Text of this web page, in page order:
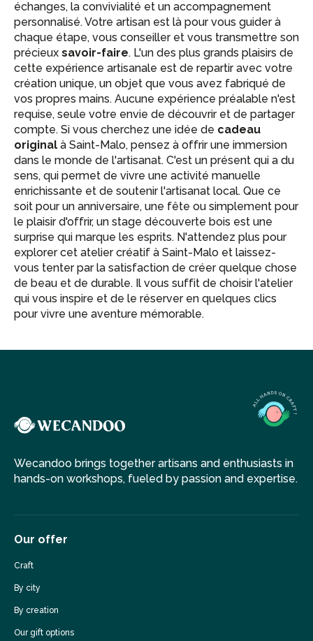
échanges, la convivialité et un accompagnement
personnalisé. Votre artisan est là pour vous guider à
chaque étape, vous conseiller et vous transmettre son
précieux savoir-faire. L'un des plus grands plaisirs de
cette expérience artisanale est de repartir avec votre
création unique, un objet que vous avez fabriqué de
vos propres mains. Aucune expérience préalable n'est
requise, seule votre envie de découvrir et de partager
compte. Si vous cherchez une idée de cadeau
original à Saint-Malo, pensez à offrir une immersion
dans le monde de l'artisanat. C'est un présent qui a du
sens, qui permet de vivre une activité manuelle
enrichissante et de soutenir l'artisanat local. Que ce
soit pour un anniversaire, une fête ou simplement pour
le plaisir d'offrir, un stage découverte bois est une
surprise qui marque les esprits. N'attendez plus pour
explorer cet atelier créatif à Saint-Malo et laissez-
vous tenter par la satisfaction de créer quelque chose
de beau et de durable. Il vous suffit de choisir l'atelier
qui vous inspire et de le réserver en quelques clics
pour vivre une aventure mémorable.
Wecandoo brings together artisans and enthusiasts in
hands-on workshops, fueled by passion and expertise.
Our offer
Craft
By city
By creation
Our gift options